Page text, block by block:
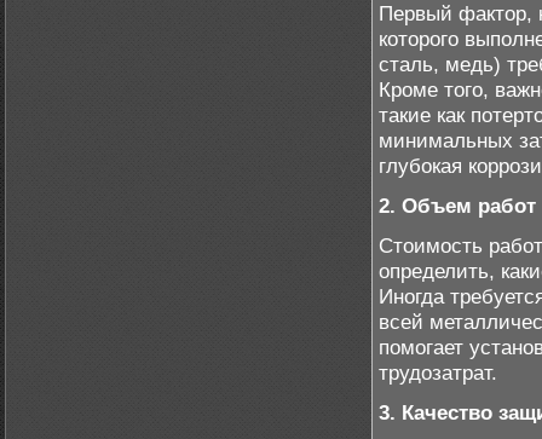
Первый фактор,
которого
сталь, медь)
Кроме того,
такие как
минимальных
глубокая
2. Объем работ
Стоимость
определить,
Иногда
всей
помогает
трудозатрат.
3. Качество